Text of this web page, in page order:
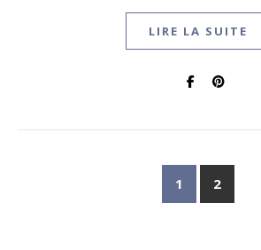
LIRE LA SUITE
1 2